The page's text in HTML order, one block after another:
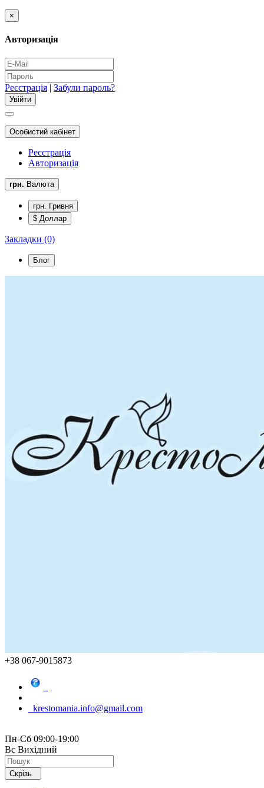
×
Авторизація
Реєстрація | Забули пароль?
Особистий кабінет
Реєстрація
Авторизація
грн. Валюта
грн. Гривня
$ Доллар
Закладки (0)
Блог
+38 067-9015873
krestomania.info@gmail.com
Пн-Сб 09:00-19:00
Вс Вихідний
Скрізь